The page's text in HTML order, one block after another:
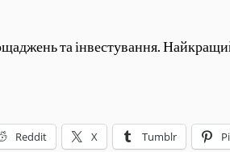
та інвестування.
Reddit X Tumblr